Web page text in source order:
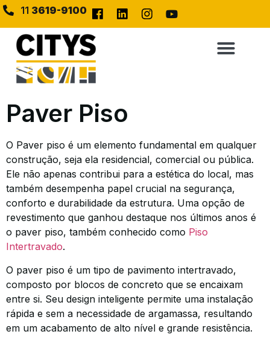
11 3619-9100
Paver Piso
O Paver piso é um elemento fundamental em qualquer
construção, seja ela residencial, comercial ou pública.
Ele não apenas contribui para a estética do local, mas
também desempenha papel crucial na segurança,
conforto e durabilidade da estrutura. Uma opção de
revestimento que ganhou destaque nos últimos anos é
o paver piso, também conhecido como Piso
Intertravado.
O paver piso é um tipo de pavimento intertravado,
composto por blocos de concreto que se encaixam
entre si. Seu design inteligente permite uma instalação
rápida e sem a necessidade de argamassa, resultando
em um acabamento de alto nível e grande resistência.